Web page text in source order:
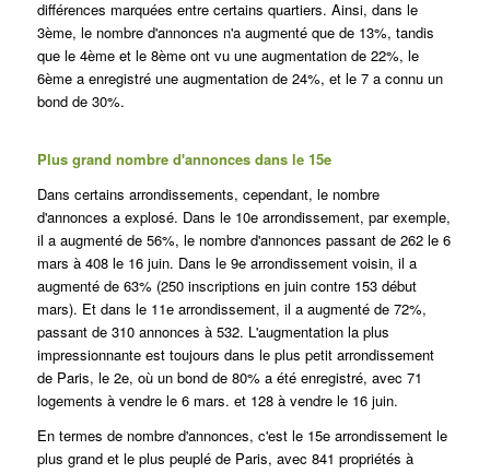
différences marquées entre certains quartiers. Ainsi, dans le
3ème, le nombre d'annonces n'a augmenté que de 13%, tandis
que le 4ème et le 8ème ont vu une augmentation de 22%, le
6ème a enregistré une augmentation de 24%, et le 7 a connu un
bond de 30%.
Plus grand nombre d'annonces dans le 15e
Dans certains arrondissements, cependant, le nombre
d'annonces a explosé. Dans le 10e arrondissement, par exemple,
il a augmenté de 56%, le nombre d'annonces passant de 262 le 6
mars à 408 le 16 juin. Dans le 9e arrondissement voisin, il a
augmenté de 63% (250 inscriptions en juin contre 153 début
mars). Et dans le 11e arrondissement, il a augmenté de 72%,
passant de 310 annonces à 532. L'augmentation la plus
impressionnante est toujours dans le plus petit arrondissement
de Paris, le 2e, où un bond de 80% a été enregistré, avec 71
logements à vendre le 6 mars. et 128 à vendre le 16 juin.
En termes de nombre d'annonces, c'est le 15e arrondissement le
plus grand et le plus peuplé de Paris, avec 841 propriétés à